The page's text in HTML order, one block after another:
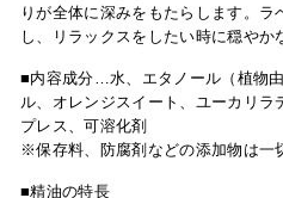
りが全体に深みをもたらします。ラ
し、リラックスをしたい時に穏やか
■内容成分…水、エタノール（植物
ル、オレンジスイート、ユーカリ
プレス、可溶化剤
※保存料、防腐剤などの添加物は一
■精油の特長